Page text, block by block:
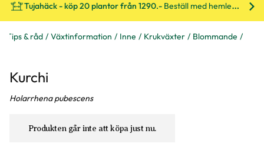
Tujahäck - köp 20 plantor från 1290.- Beställ med hemleverans!
Tips & råd Växtinformation Inne Krukväxter Blommande
Kurchi
Holarrhena pubescens
Produkten går inte att köpa just nu.